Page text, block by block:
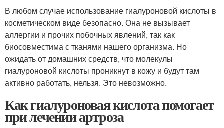
В любом случае использование гиалуроновой кислоты в
косметическом виде безопасно. Она не вызывает
аллергии и прочих побочных явлений, так как
биосовместима с тканями нашего организма. Но
ожидать от домашних средств, что молекулы
гиалуроновой кислоты проникнут в кожу и будут там
активно работать, нельзя. Это невозможно.
Как гиалуроновая кислота помогает
при лечении артроза